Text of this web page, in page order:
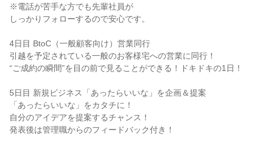
※電話が苦手な方でも先輩社員が
しっかりフォローするので安心です。
4日目 BtoC（一般顧客向け）営業同行
引越を予定されている一般のお客様宅への営業に同行！
“ご成約の瞬間”を目の前で見ることができる！ドキドキの1日！
5日目 新規ビジネス「あったらいいな」を企画＆提案
「あったらいいな」をカタチに！
自分のアイデアを提案するチャンス！
発表後は管理職からのフィードバック付き！